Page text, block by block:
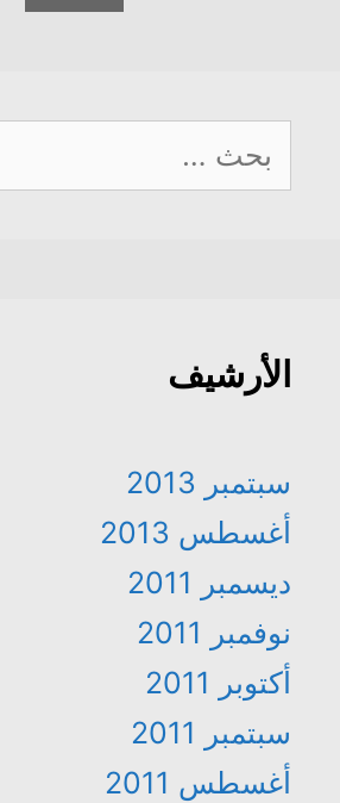
البحث
عن:
الأرشيف
سبتمبر 2013
أغسطس 2013
ديسمبر 2011
نوفمبر 2011
أكتوبر 2011
سبتمبر 2011
أغسطس 2011